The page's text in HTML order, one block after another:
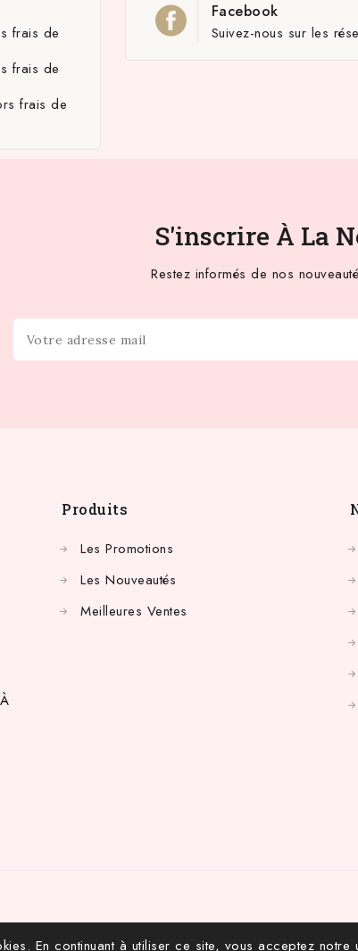
frais de
frais de
frais de
Facebook
Suivez-nous sur les
S'inscrire À La
Restez informés de nos
Produits
Les Promotions
Les Nouveautés
Meilleures Ventes
En continuant à utiliser ce site, vous acceptez notre